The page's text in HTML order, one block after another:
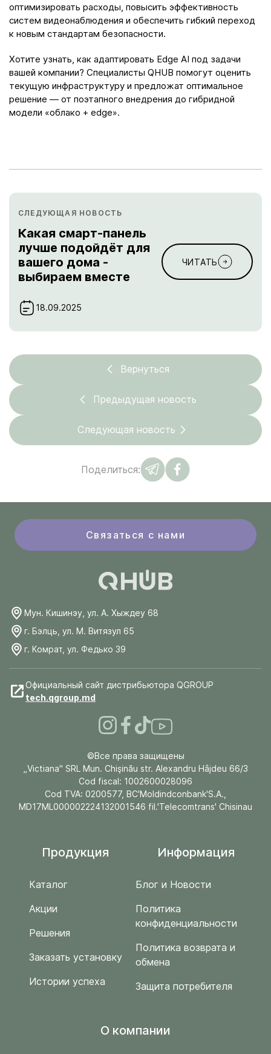
оптимизировать расходы, повысить эффективность
систем видеонаблюдения и обеспечить гибкий переход
к новым стандартам безопасности.
Хотите узнать, как адаптировать Edge AI под задачи
вашей компании? Специалисты QHUB помогут оценить
текущую инфраструктуру и предложат оптимальное
решение — от поэтапного внедрения до гибридной
модели «облако + edge».
СЛЕДУЮЩАЯ НОВОСТЬ
Какая смарт-панель
лучше подойдёт для
вашего дома -
выбираем вместе
18.09.2025
ЧИТАТЬ
Вернуться
Предыдущая новость
Следующая новость
Поделиться:
Связаться с нами
Мун. Кишинэу, ул. А. Хыждеу 68
г. Бэлць, ул. М. Витязул 65
г. Комрат, ул. Федько 39
Официальный сайт дистрибьютора QGROUP
tech.qgroup.md
©Все права защищены
„Victiana" SRL Mun. Chişinău str. Alexandru Hâjdeu 66/3
Cod fiscal: 1002600028096
Cod TVA: 0200577, BC'Moldindconbank'S.A.,
MD17ML000002224132001546 fil.'Telecomtrans' Chisinau
Продукция
Каталог
Акции
Решения
Заказать установку
Истории успеха
Информация
Блог и Новости
Политика
конфиденциальности
Политика возврата и
обмена
Защита потребителя
O компании